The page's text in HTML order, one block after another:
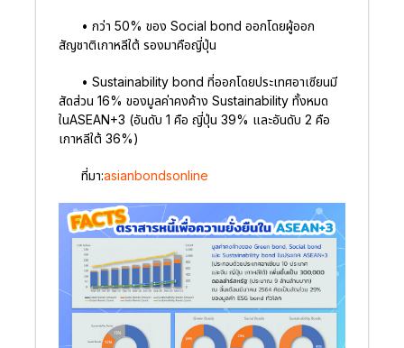
• กว่า 50% ของ Social bond ออกโดยผู้ออก
สัญชาติเกาหลีใต้ รองมาคือญี่ปุ่น
• Sustainability bond ที่ออกโดยประเทศอาเซียนมี
สัดส่วน 16% ของมูลค่าคงค้าง Sustainability ทั้งหมด
ในASEAN+3 (อันดับ 1 คือ ญี่ปุ่น 39% และอันดับ 2 คือ
เกาหลีใต้ 36%)
ที่มา:asianbondsonline